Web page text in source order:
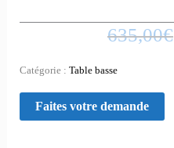
635,00€
Catégorie :Table basse